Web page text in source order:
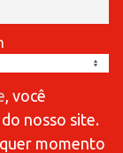
, você
nosso site.
momento